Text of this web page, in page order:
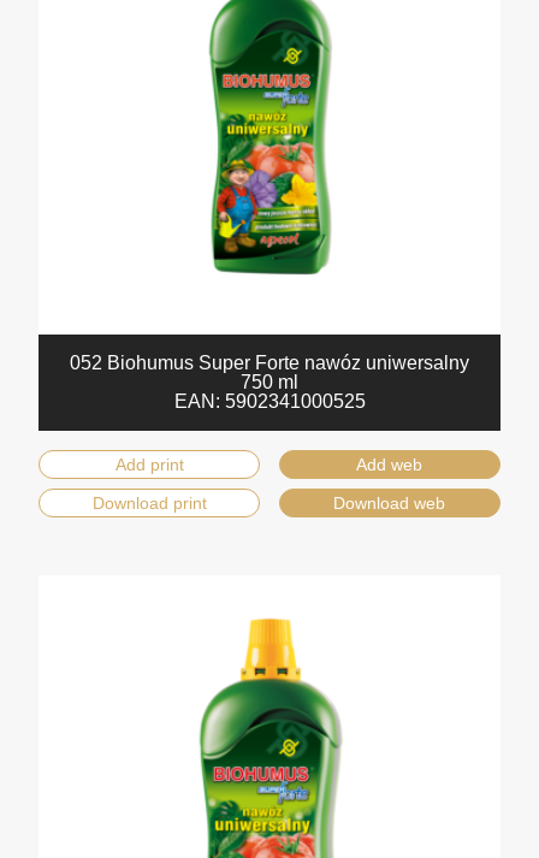
052 Biohumus Super Forte nawóz uniwersalny
750 ml
EAN: 5902341000525
Add print
Add web
Download print
Download web